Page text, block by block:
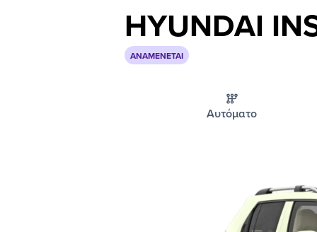
HYUNDAI
ΑΝΑΜΈΝΕΤΑΙ
Αυτόματο